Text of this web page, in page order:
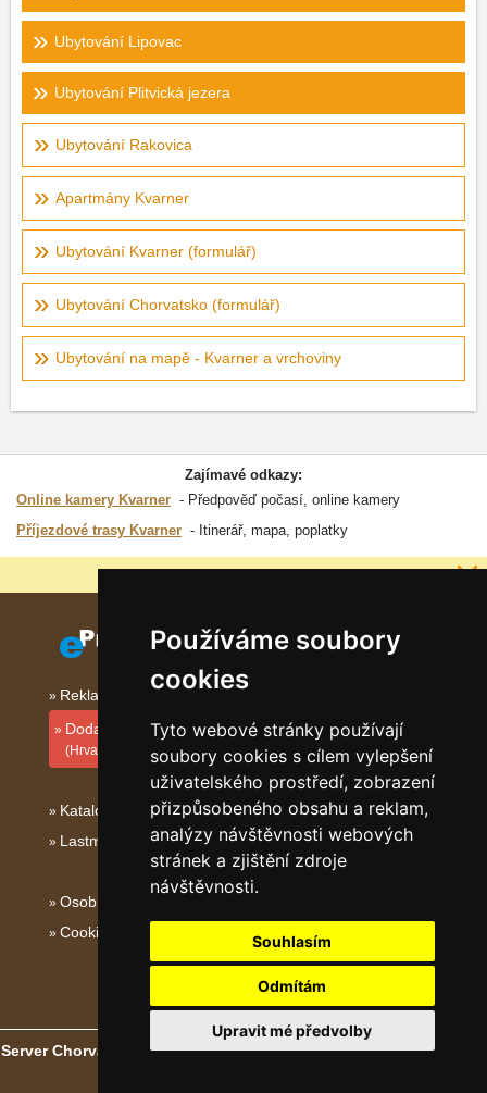
Používáme soubory
cookies
Tyto webové stránky používají
soubory cookies s cílem vylepšení
uživatelského prostředí, zobrazení
přizpůsobeného obsahu a reklam,
analýzy návštěvnosti webových
stránek a zjištění zdroje
návštěvnosti.
Souhlasím
Odmítám
Upravit mé předvolby
Ubytování Lipovac
Ubytování Plitvická jezera
Ubytování Rakovica
Apartmány Kvarner
Ubytování Kvarner (formulář)
Ubytování Chorvatsko (formulář)
Ubytování na mapě - Kvarner a vrchoviny
Zajímavé odkazy:
Online kamery Kvarner
Předpověď počasí, online kamery
Příjezdové trasy Kvarner
Itinerář, mapa, poplatky
Reklama na tomto serveru
Dodati smještajni objekt
(Hrvatski)
Katalog ubytování Kvarner
Lastminute Kvarner
Osobní údaje
Cookies
Server Chorvatské hory, ostrovy a pobřeží- Copyright © 2003-2026